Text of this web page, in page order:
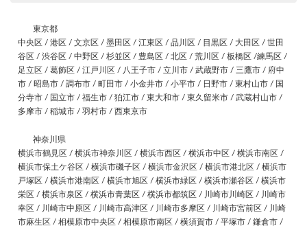
東京都
中央区 / 港区 / 文京区 / 墨田区 / 江東区 / 品川区 / 目黒区 / 大田区 / 世田
谷区 / 渋谷区 / 中野区 / 杉並区 / 豊島区 / 北区 / 荒川区 / 板橋区 /練馬区 /
足立区 / 葛飾区 / 江戸川区 / 八王子市 / 立川市 / 武蔵野市 / 三鷹市 / 府中
市 / 昭島市 / 調布市 / 町田市 / 小金井市 / 小平市 / 日野市 / 東村山市 / 国
分寺市 / 国立市 / 福生市 / 狛江市 / 東大和市 / 東久留米市 / 武蔵村山市 /
多摩市 / 稲城市 / 羽村市 / 西東京市
神奈川県
横浜市鶴見区 / 横浜市神奈川区 / 横浜市西区 / 横浜市中区 / 横浜市南区 /
横浜市保土ケ谷区 / 横浜市磯子区 / 横浜市金沢区 / 横浜市港北区 / 横浜市
戸塚区 / 横浜市港南区 / 横浜市旭区 / 横浜市緑区 / 横浜市瀬谷区 / 横浜市
栄区 / 横浜市泉区 / 横浜市青葉区 / 横浜市都筑区 / 川崎市川崎区 / 川崎市
幸区 / 川崎市中原区 / 川崎市高津区 / 川崎市多摩区 / 川崎市宮前区 / 川崎
市麻生区 / 相模原市中央区 / 相模原市南区 / 横須賀市 / 平塚市 / 鎌倉市 /